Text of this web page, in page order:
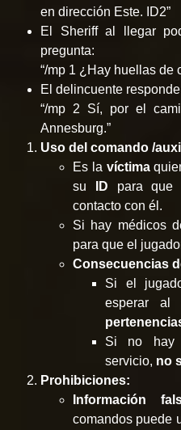
en dirección Este. ID2”
El Sheriff al llegar
pregunta:
“/mp 1 ¿Hay huellas de
El delincuente
“/mp 2 Sí, por el
Annesburg.”
Uso del comando /
Es la víctima
su
ID para que
contacto con él.
Si hay médicos
para que el
Consecuencias
Si el
esperar al
Si no hay
servicio, no
Prohibiciones:
Información
comandos puede